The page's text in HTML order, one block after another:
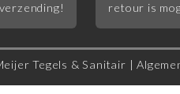
retour is
Tegels & Sanitair |